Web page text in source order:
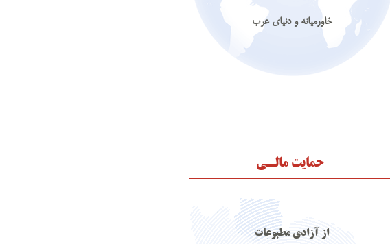
خاورمیانه و دنیای عرب
حمایت مالـی
از آزادی مطبوعات